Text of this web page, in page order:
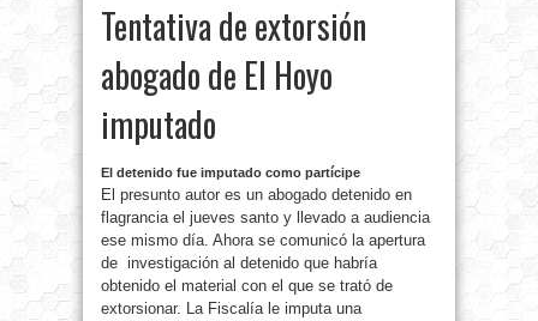
Tentativa de extorsión
abogado de El Hoyo
imputado
El detenido fue imputado como partícipe
El presunto autor es un abogado detenido en
flagrancia el jueves santo y llevado a audiencia
ese mismo día. Ahora se comunicó la apertura
de investigación al detenido que habría
obtenido el material con el que se trató de
extorsionar. La Fiscalía le imputa una